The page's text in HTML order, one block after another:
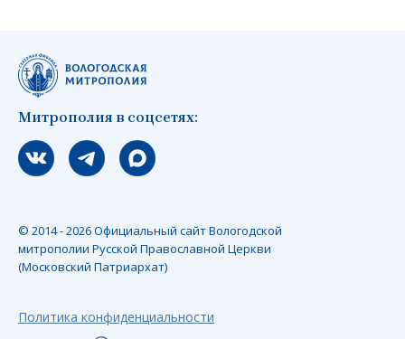
Митрополия в соцсетях:
Мы вконтакте
Мы в telegram
Мы в Макс
© 2014 - 2026 Официальный сайт Вологодской
митрополии Русской Православной Церкви
(Московский Патриархат)
Политика конфиденциальности